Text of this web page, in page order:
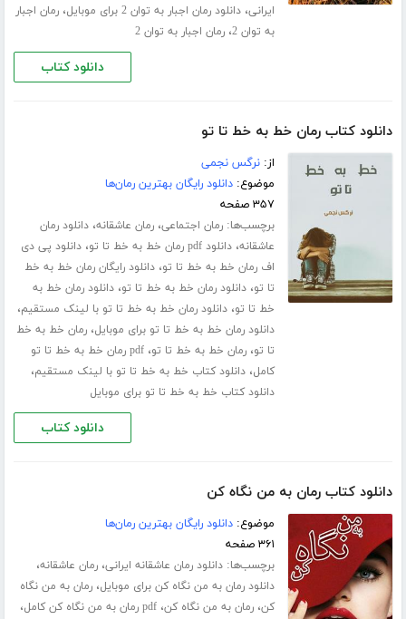
ایرانی،دانلود رمان اجبار به توان 2 برای موبایل ،رمان اجبار
به توان 2 ،رمان اجبار به توان 2
دانلود کتاب
دانلود کتاب رمان خط به خط تا تو
از:نرگس نجمی
موضوع:دانلود رایگان بهترین رمان‌ها
۳۵۷ صفحه
برچسب‌ها:رمان اجتماعی،رمان عاشقانه،دانلود رمان
عاشقانه،دانلود pdf رمان خط به خط تا تو ،دانلود پی دی
اف رمان خط به خط تا تو،دانلود رایگان رمان خط به خط
تا تو،دانلود رمان خط به خط تا تو،دانلود رمان خط به
خط تا تو،دانلود رمان خط به خط تا تو با لینک مستقیم،
دانلود رمان خط به خط تا تو برای موبایل،رمان خط به خط
تا تو،رمان خط به خط تا تو،
pdf رمان خط به خط تا تو
کامل،دانلود کتاب خط به خط تا تو با لینک مستقیم،
دانلود کتاب خط به خط تا تو برای موبایل
دانلود کتاب
دانلود کتاب رمان به من نگاه کن
موضوع:دانلود رایگان بهترین رمان‌ها
۳۶۱ صفحه
برچسب‌ها:دانلود رمان عاشقانه ایرانی،رمان عاشقانه،
دانلود رمان به من نگاه کن برای موبایل،رمان به من نگاه
کن،رمان به من نگاه کن،pdf رمان به من نگاه کن کامل ،